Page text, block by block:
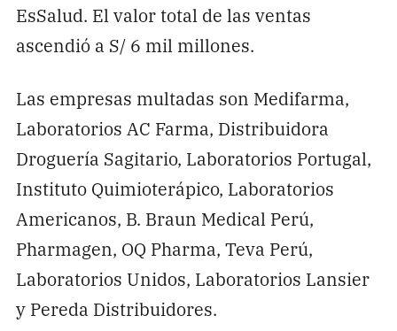
EsSalud. El valor total de las ventas
ascendió a S/ 6 mil millones.
Las empresas multadas son Medifarma,
Laboratorios AC Farma, Distribuidora
Droguería Sagitario, Laboratorios Portugal,
Instituto Quimioterápico, Laboratorios
Americanos, B. Braun Medical Perú,
Pharmagen, OQ Pharma, Teva Perú,
Laboratorios Unidos, Laboratorios Lansier
y Pereda Distribuidores.